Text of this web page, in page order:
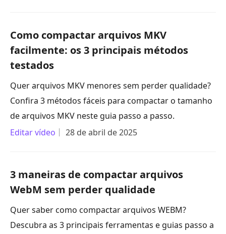
Como compactar arquivos MKV
facilmente: os 3 principais métodos
testados
Quer arquivos MKV menores sem perder qualidade?
Confira 3 métodos fáceis para compactar o tamanho
de arquivos MKV neste guia passo a passo.
Editar vídeo
28 de abril de 2025
3 maneiras de compactar arquivos
WebM sem perder qualidade
Quer saber como compactar arquivos WEBM?
Descubra as 3 principais ferramentas e guias passo a